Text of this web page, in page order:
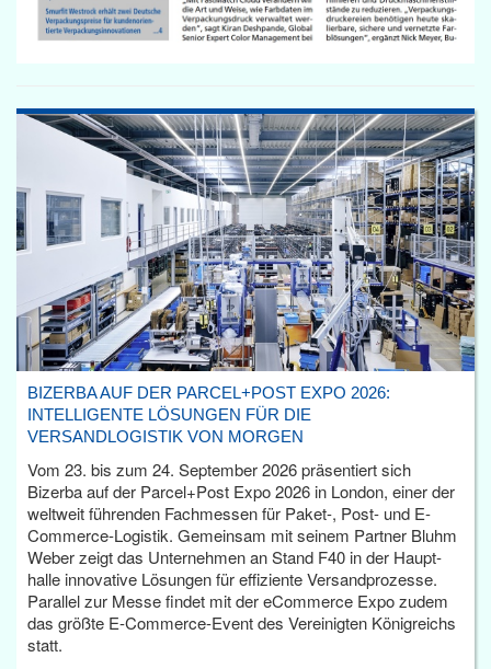
BIZERBA AUF DER PARCEL+POST EXPO 2026:
INTELLIGENTE LÖSUNGEN FÜR DIE
VERSANDLOGISTIK VON MORGEN
Vom 23. bis zum 24. September 2026 präsentiert sich
Bizerba auf der Parcel+Post Expo 2026 in London, einer der
weltweit führenden Fachmessen für Paket-, Post- und E-
Commerce-Logistik. Gemeinsam mit seinem Partner Bluhm
Weber zeigt das Unternehmen an Stand F40 in der Haupt­
halle innovative Lösungen für effiziente Versandprozesse.
Parallel zur Messe findet mit der eCommerce Expo zudem
das größte E-Commerce-Event des Vereinigten Königreichs
statt.